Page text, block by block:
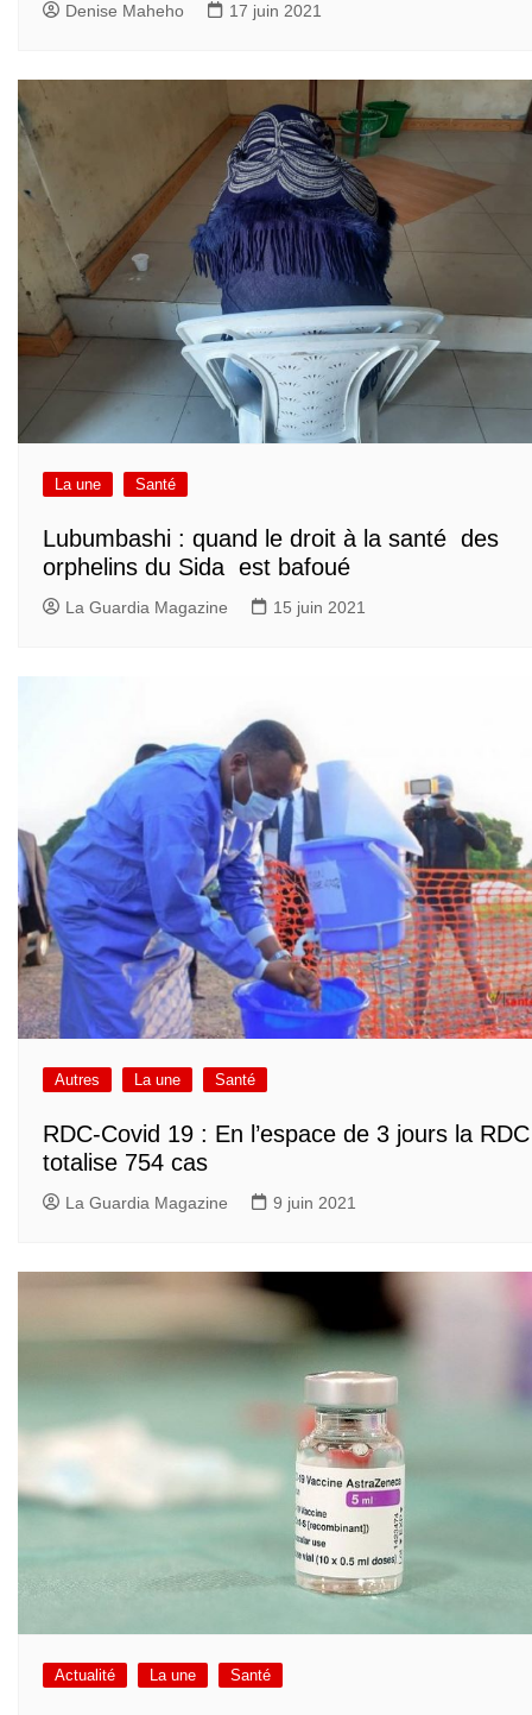
Denise Maheho 17 juin 2021
La une Santé
Lubumbashi : quand le droit à la santé des
orphelins du Sida est bafoué
La Guardia Magazine 15 juin 2021
Autres La une Santé
RDC-Covid 19 : En l’espace de 3 jours la RDC
totalise 754 cas
La Guardia Magazine 9 juin 2021
Actualité La une Santé